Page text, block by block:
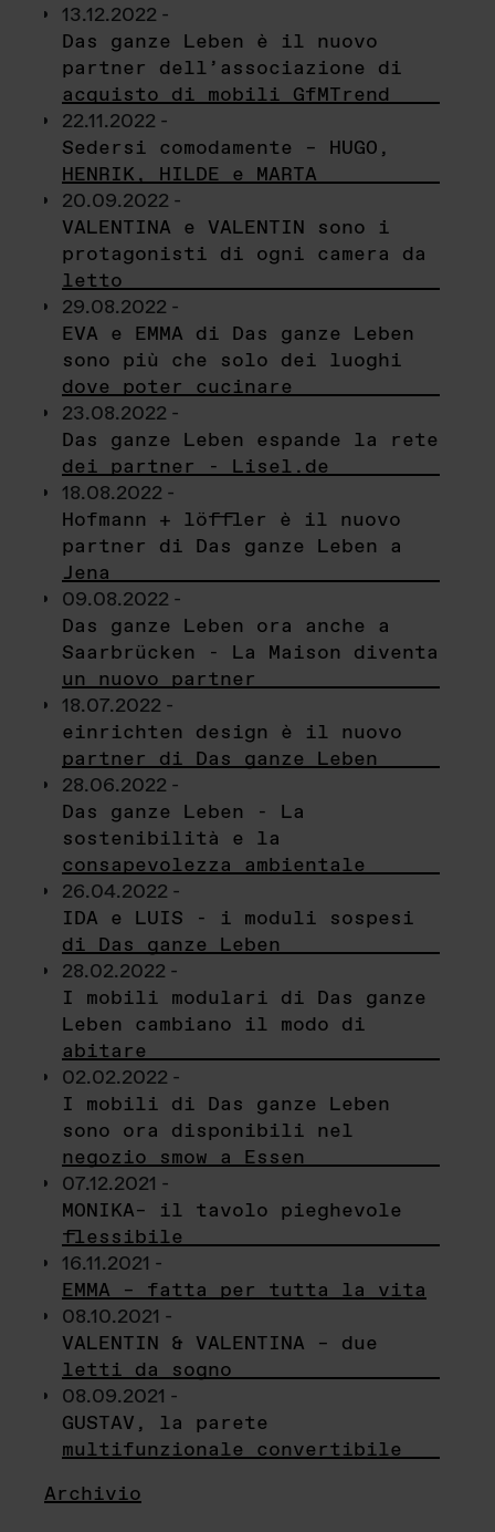
13.12.2022 -
Das ganze Leben è il nuovo
partner dell’associazione di
acquisto di mobili GfMTrend
22.11.2022 -
Sedersi comodamente – HUGO,
HENRIK, HILDE e MARTA
20.09.2022 -
VALENTINA e VALENTIN sono i
protagonisti di ogni camera da
letto
29.08.2022 -
EVA e EMMA di Das ganze Leben
sono più che solo dei luoghi
dove poter cucinare
23.08.2022 -
Das ganze Leben espande la rete
dei partner - Lisel.de
18.08.2022 -
Hofmann + löffler è il nuovo
partner di Das ganze Leben a
Jena
09.08.2022 -
Das ganze Leben ora anche a
Saarbrücken - La Maison diventa
un nuovo partner
18.07.2022 -
einrichten design è il nuovo
partner di Das ganze Leben
28.06.2022 -
Das ganze Leben - La
sostenibilità e la
consapevolezza ambientale
26.04.2022 -
IDA e LUIS - i moduli sospesi
di Das ganze Leben
28.02.2022 -
I mobili modulari di Das ganze
Leben cambiano il modo di
abitare
02.02.2022 -
I mobili di Das ganze Leben
sono ora disponibili nel
negozio smow a Essen
07.12.2021 -
MONIKA– il tavolo pieghevole
flessibile
16.11.2021 -
EMMA – fatta per tutta la vita
08.10.2021 -
VALENTIN & VALENTINA – due
letti da sogno
08.09.2021 -
GUSTAV, la parete
multifunzionale convertibile
Archivio